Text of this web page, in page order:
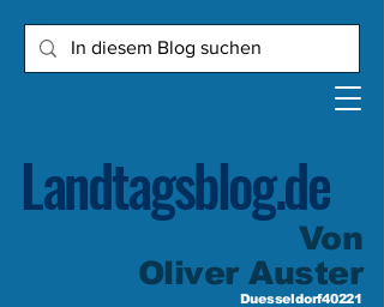
Landtagsblog.de
Von
Oliver Auster
Duesseldorf40221